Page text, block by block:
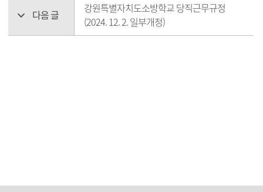
다음 글
강원특별자치도소방학교 당직근무규정
(2024. 12. 2. 일부개정)